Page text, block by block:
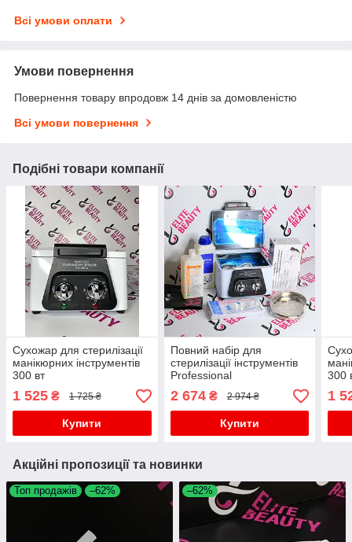
Всі умови оплати
Умови повернення
Повернення товару впродовж 14 днів за домовленістю
Всі умови повернення
Подібні товари компанії
Сухожар для стерилізації
манікюрних інструментів
300 вт
1 525 ₴ 1 725 ₴
Купити
Повний набір для
стерилізації інструментів
Professional
2 674₴ 2 974 ₴
Купити
300
1
Акційні пропозиції та новинки
Топ продажів –62% –62%